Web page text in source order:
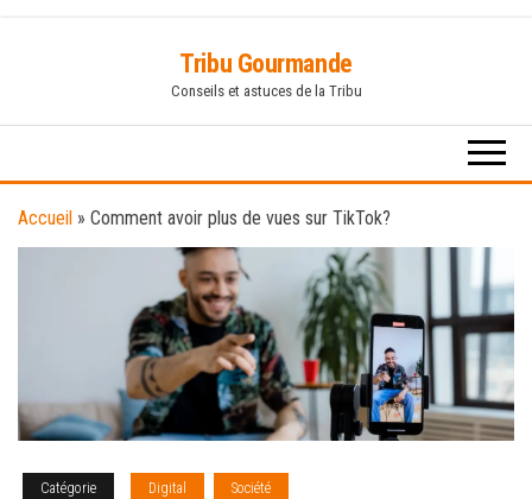
content
Tribu Gourmande
Conseils et astuces de la Tribu
Accueil » Comment avoir plus de vues sur TikTok?
Catégorie Digital Société